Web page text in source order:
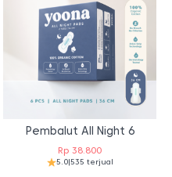
Pembalut All Night 6
Rp 38.800
5.0|535 terjual